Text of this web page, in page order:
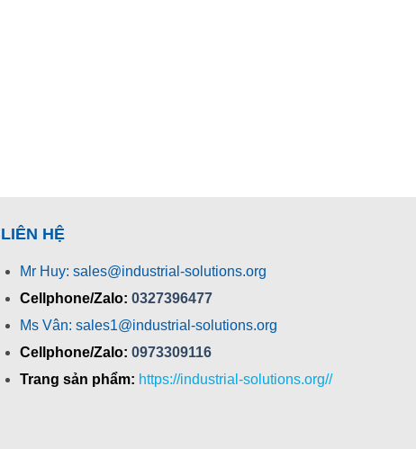
LIÊN HỆ
Mr Huy: sales@industrial-solutions.org
Cellphone/Zalo: 0327396477
Ms Vân: sales1@industrial-solutions.org
Cellphone/Zalo: 0973309116
Trang sản phẩm: https://industrial-solutions.org//